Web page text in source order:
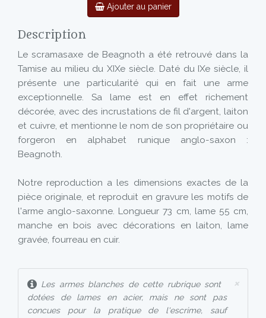
Ajouter au panier
Description
Le scramasaxe de Beagnoth a été retrouvé dans la
Tamise au milieu du XIXe siècle. Daté du IXe siècle, il
présente une particularité qui en fait une arme
exceptionnelle. Sa lame est en effet richement
décorée, avec des incrustations de fil d'argent, laiton
et cuivre, et mentionne le nom de son propriétaire ou
forgeron en alphabet runique anglo-saxon :
Beagnoth.
Notre reproduction a les dimensions exactes de la
pièce originale, et reproduit en gravure les motifs de
l'arme anglo-saxonne. Longueur 73 cm, lame 55 cm,
manche en bois avec décorations en laiton, lame
gravée, fourreau en cuir.
×
Les armes blanches de cette rubrique sont
dotées de lames en acier, mais ne sont pas
concues pour la pratique de l'escrime, sauf